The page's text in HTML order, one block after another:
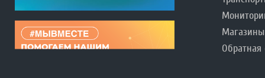
Магазины
Обратная